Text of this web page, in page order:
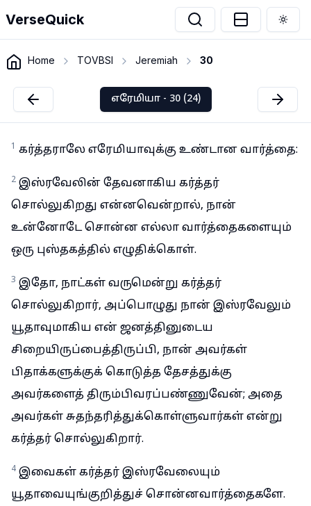
VerseQuick
Home TOVBSI Jeremiah 30
எரேமியா - 30 (24)
1 கர்த்தராலே எரேமியாவுக்கு உண்டான வார்த்தை:
2 இஸ்ரவேலின் தேவனாகிய கர்த்தர்
சொல்லுகிறது என்னவென்றால், நான்
உன்னோடே சொன்ன எல்லா வார்த்தைகளையும்
ஒரு புஸ்தகத்தில் எழுதிக்கொள்.
3 இதோ, நாட்கள் வருமென்று கர்த்தர்
சொல்லுகிறார், அப்பொழுது நான் இஸ்ரவேலும்
யூதாவுமாகிய என் ஜனத்தினுடைய
சிறையிருப்பைத்திருப்பி, நான் அவர்கள்
பிதாக்களுக்குக் கொடுத்த தேசத்துக்கு
அவர்களைத் திரும்பிவரப்பண்ணுவேன்; அதை
அவர்கள் சுதந்தரித்துக்கொள்ளுவார்கள் என்று
கர்த்தர் சொல்லுகிறார்.
4 இவைகள் கர்த்தர் இஸ்ரவேலையும்
யூதாவையுங்குறித்துச் சொன்னவார்த்தைகளே.